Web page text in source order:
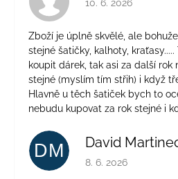
10. 6. 2026
Zboží je úplně skvělé, ale
stejné šatičky, kalhoty,
koupit dárek, tak asi za další rok
stejné (myslím tím střih) i když
Hlavně u těch šatiček bych to
nebudu kupovat za rok stejné i
DM David
Hodnocení obchodu
8. 6. 2026